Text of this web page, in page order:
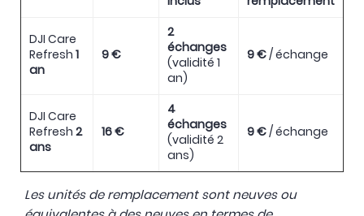
DJI Care
Refresh 1
an
9 €
2
échanges
(validité 1
an)
9 €/ échange
DJI Care
Refresh 2
ans
16 €
4
échanges
(validité 2
ans)
9 €/ échange
Les unités de remplacement sont neuves ou